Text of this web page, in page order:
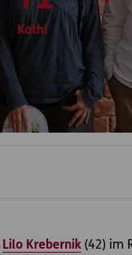
Lilo Krebernik(42) im